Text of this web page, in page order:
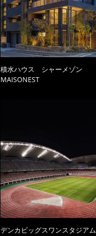
積水ハウス シャーメゾン
MAISONEST
デンカビッグスワンスタジアム